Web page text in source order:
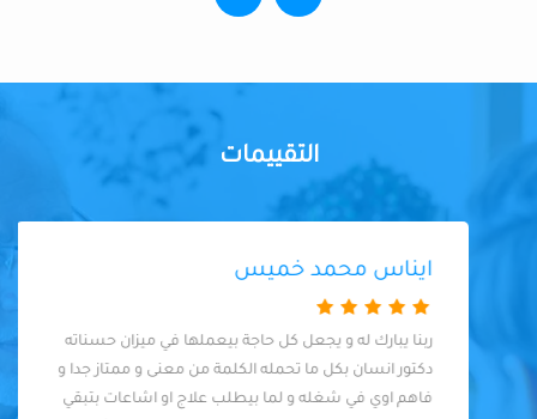
التقييمات
ايناس محمد خميس
ربنا يبارك له و يجعل كل حاجة بيعملها في ميزان حسناته
دكتور انسان بكل ما تحمله الكلمة من معنى و ممتاز جدا و
فاهم اوي في شغله و لما بيطلب علاج او اشاعات بتبقي